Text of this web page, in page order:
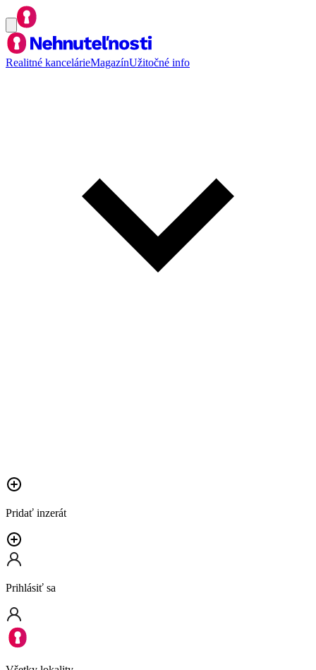
Realitné kancelárieMagazínUžitočné info
Pridať inzerát
Prihlásiť sa